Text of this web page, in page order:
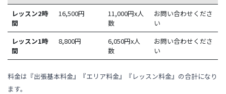
レッスン2時
間
16,500円
11,000円x人
数
お問い合わせくださ
い
レッスン1時
間
8,800円
6,050円x人
数
お問い合わせくださ
い
料金は『出張基本料金』『エリア料金』『レッスン料金』の合計になり
ます。